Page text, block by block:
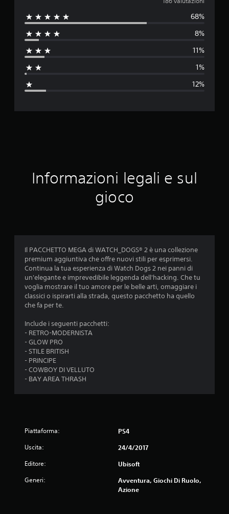
u
a
i
e
d
i
a
d
l
68%
8%
11%
1%
12%
Informazioni legali e sul
gioco
Il PACCHETTO MEGA di WATCH_DOGS® 2 è una collezione
premium aggiuntiva che offre nuovi stili per esprimersi.
Continua la tua esperienza di Watch Dogs 2 nei panni di
un'elegante e imprevedibile leggenda dell'hacking. Che tu
voglia mostrare il tuo amore per le belle arti, omaggiare i
classici o ispirarti alla strada, questo pacchetto ha quello
che fa per te.
Include i seguenti pacchetti:
- RETRO-MODERNISTA
- GLOW PRO
- STILE BRITISH
- PRINCIPE
- COWBOY DI VELLUTO
- BAY AREA THRASH
Piattaforma: PS4
Uscita: 24/4/2017
Editore: Ubisoft
Generi:
Avventura, Giochi Di Ruolo,
Azione